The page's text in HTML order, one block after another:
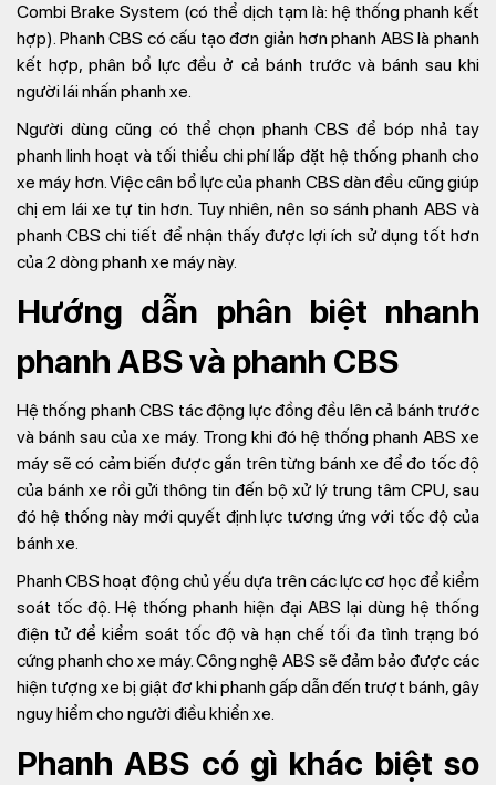
Combi Brake System (có thể dịch tạm là: hệ thống phanh kết
hợp). Phanh CBS có cấu tạo đơn giản hơn phanh ABS là phanh
kết hợp, phân bổ lực đều ở cả bánh trước và bánh sau khi
người lái nhấn phanh xe.
Người dùng cũng có thể chọn phanh CBS để bóp nhả tay
phanh linh hoạt và tối thiểu chi phí lắp đặt hệ thống phanh cho
xe máy hơn. Việc cân bổ lực của phanh CBS dàn đều cũng giúp
chị em lái xe tự tin hơn. Tuy nhiên, nên so sánh phanh ABS và
phanh CBS chi tiết để nhận thấy được lợi ích sử dụng tốt hơn
của 2 dòng phanh xe máy này.
Hướng dẫn phân biệt nhanh
phanh ABS và phanh CBS
Hệ thống phanh CBS tác động lực đồng đều lên cả bánh trước
và bánh sau của xe máy. Trong khi đó hệ thống phanh ABS xe
máy sẽ có cảm biến được gắn trên từng bánh xe để đo tốc độ
của bánh xe rồi gửi thông tin đến bộ xử lý trung tâm CPU, sau
đó hệ thống này mới quyết định lực tương ứng với tốc độ của
bánh xe.
Phanh CBS hoạt động chủ yếu dựa trên các lực cơ học để kiểm
soát tốc độ. Hệ thống phanh hiện đại ABS lại dùng hệ thống
điện tử để kiểm soát tốc độ và hạn chế tối đa tình trạng bó
cứng phanh cho xe máy. Công nghệ ABS sẽ đảm bảo được các
hiện tượng xe bị giật đơ khi phanh gấp dẫn đến trượt bánh, gây
nguy hiểm cho người điều khiển xe.
Phanh ABS có gì khác biệt so